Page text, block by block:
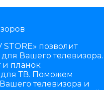
позволит
Вашего телевизора.
и планок
ТВ. Поможем
телевизора и